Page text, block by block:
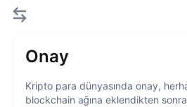
Onay
Kripto para dünyasında onay,
blockchain ağına eklendikten